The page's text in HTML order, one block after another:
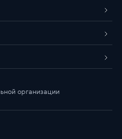
организации